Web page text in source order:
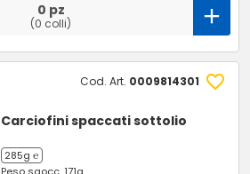
0 pz
(0 colli)
Cod. Art. 0009814301
Carciofini spaccati sottolio
285g ℮